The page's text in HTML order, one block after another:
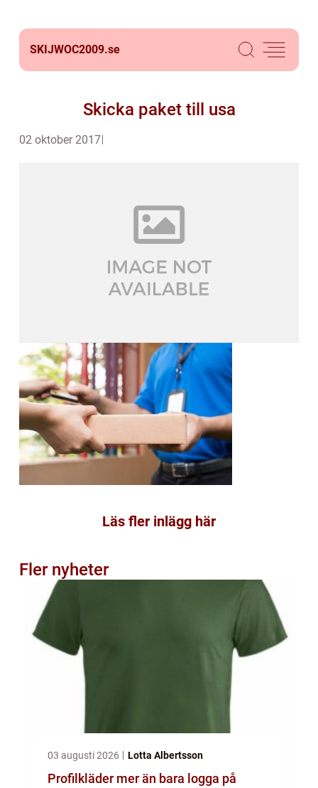
SKIJWOC2009.se
Skicka paket till usa
02 oktober 2017
Läs fler inlägg här
Fler nyheter
03 augusti 2026 Lotta Albertsson
Profilkläder mer än bara logga på